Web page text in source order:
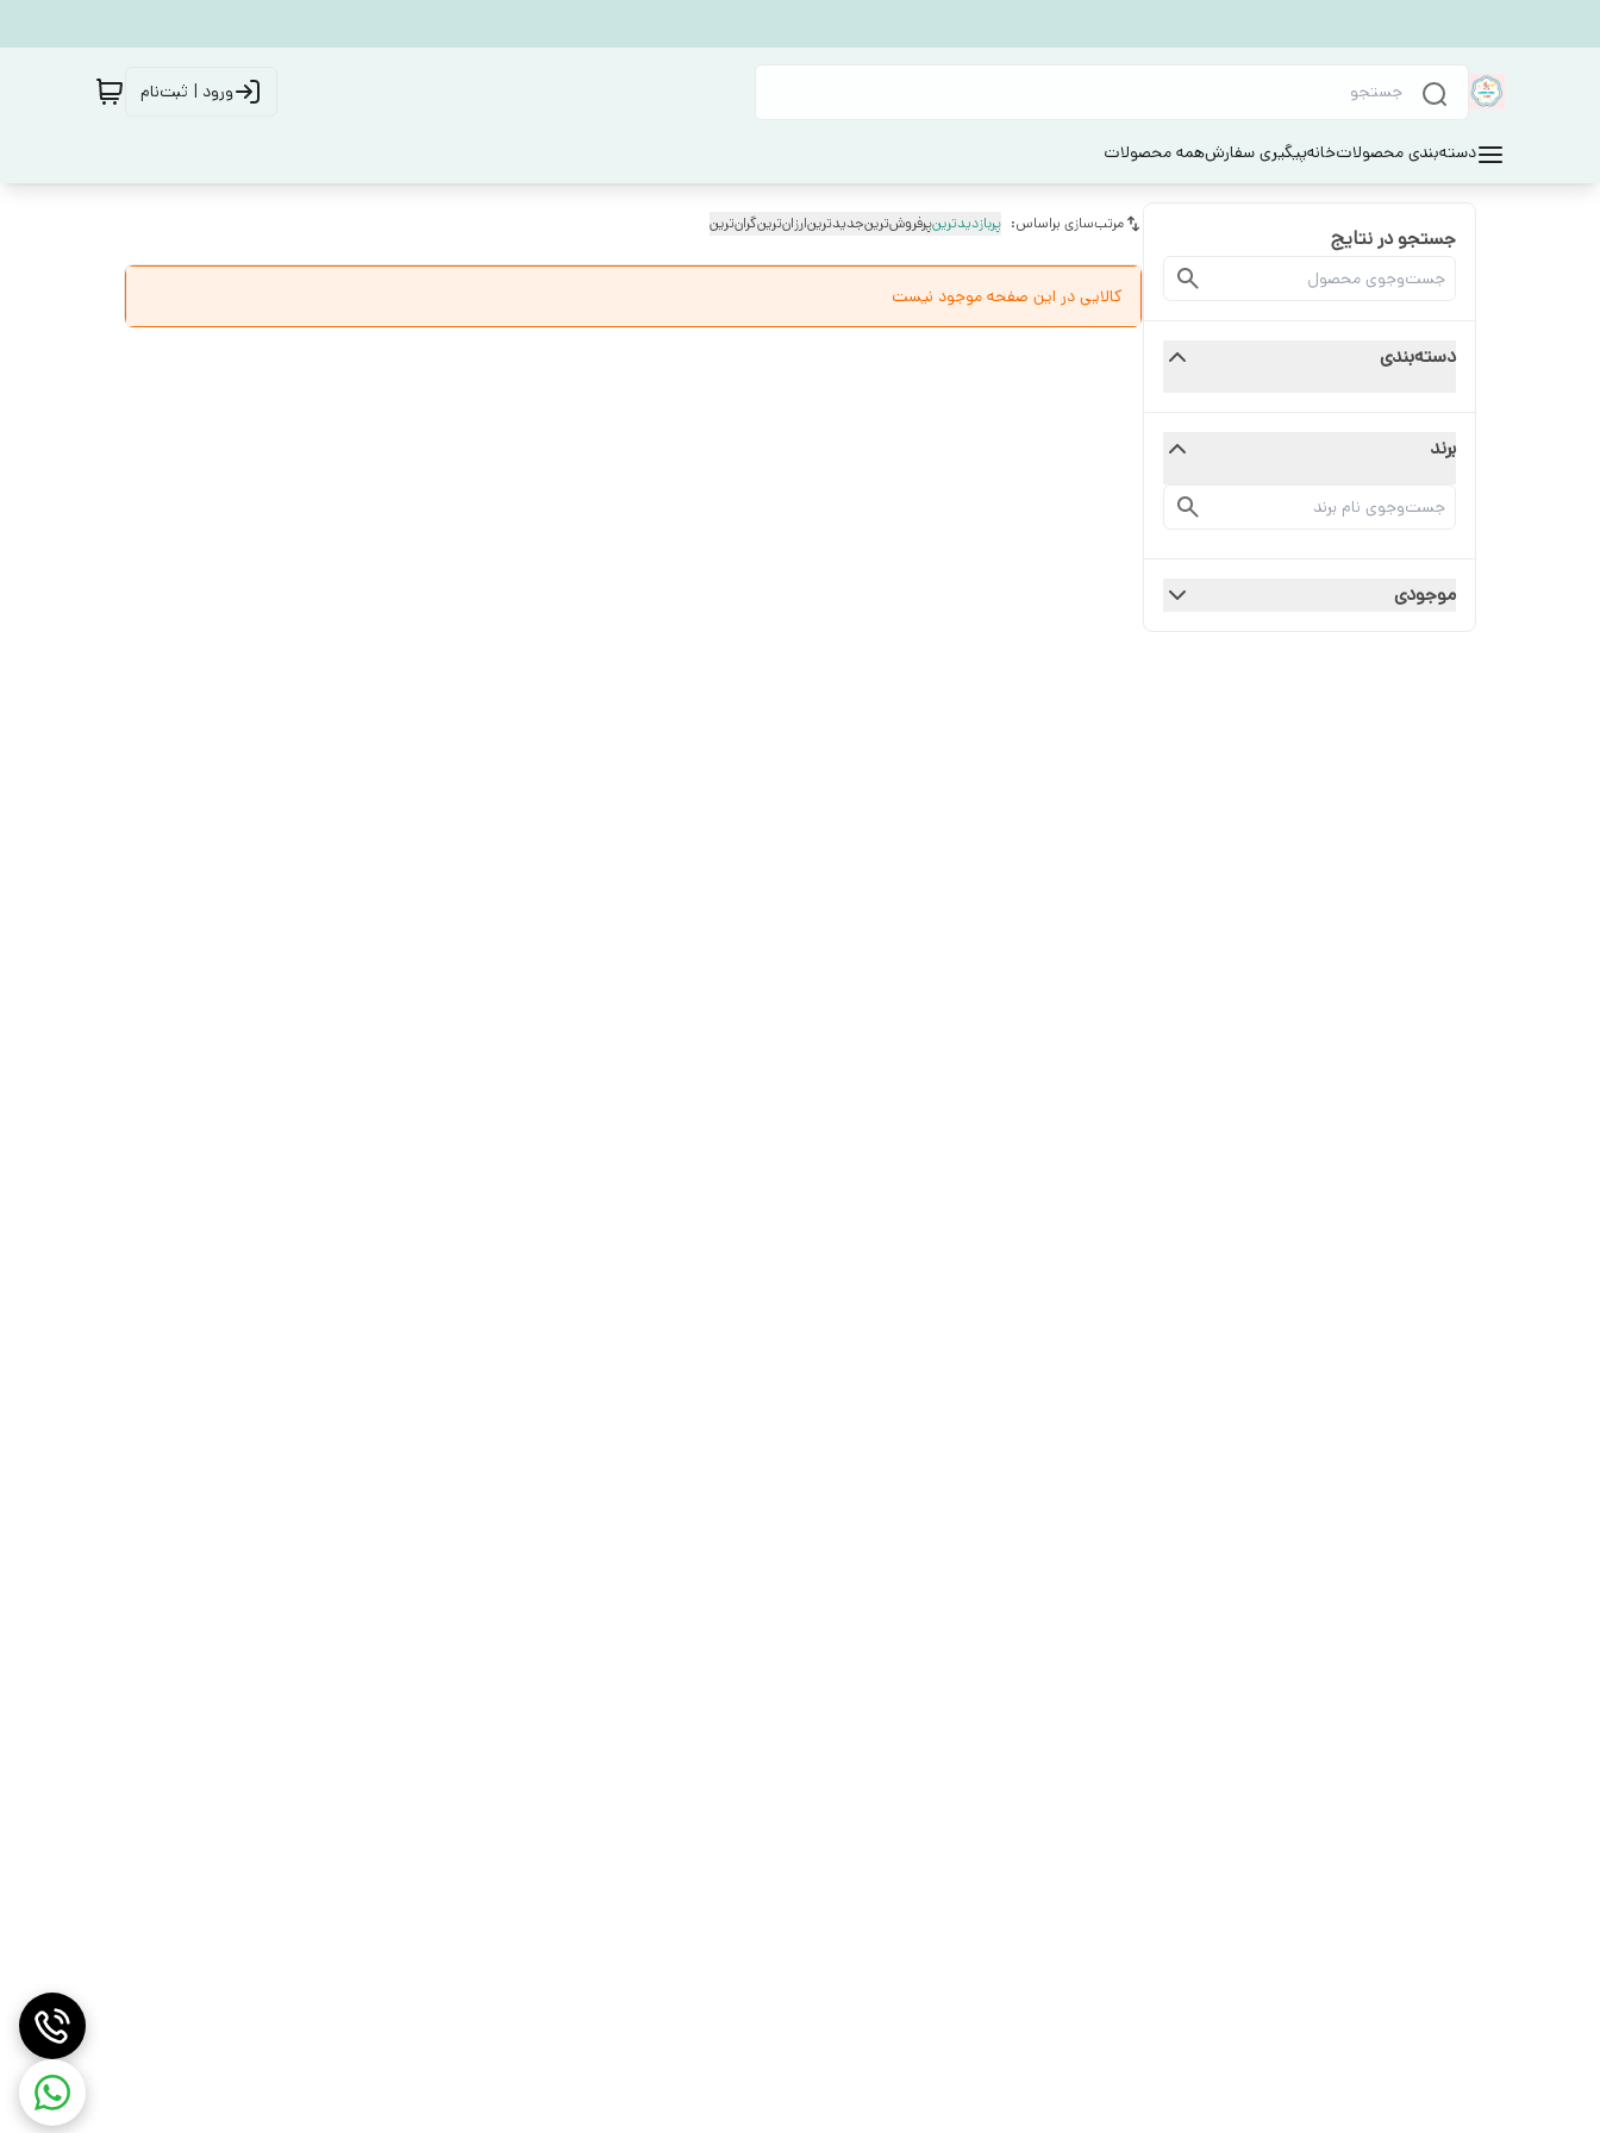
ورود | ثبت‌نام
دسته‌بندی محصولاتخانهپیگیری سفارشهمه محصولات
جستجو در نتایج
دسته‌بندی
برند
موجودی
مرتب‌سازی براساس: پربازدیدترینپرفروش‌ترینجدیدترینارزان‌ترینگران‌ترین
کالایی در این صفحه موجود نیست